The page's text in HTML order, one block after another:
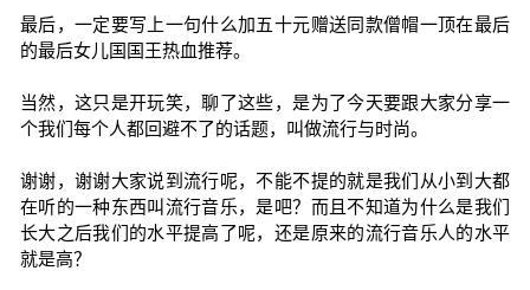
最后，一定要写上一句什么加五十元赠送同款僧帽一顶在最后
的最后女儿国国王热血推荐。
当然，这只是开玩笑，聊了这些，是为了今天要跟大家分享一
个我们每个人都回避不了的话题，叫做流行与时尚。
谢谢，谢谢大家说到流行呢，不能不提的就是我们从小到大都
在听的一种东西叫流行音乐，是吧？而且不知道为什么是我们
长大之后我们的水平提高了呢，还是原来的流行音乐人的水平
就是高？